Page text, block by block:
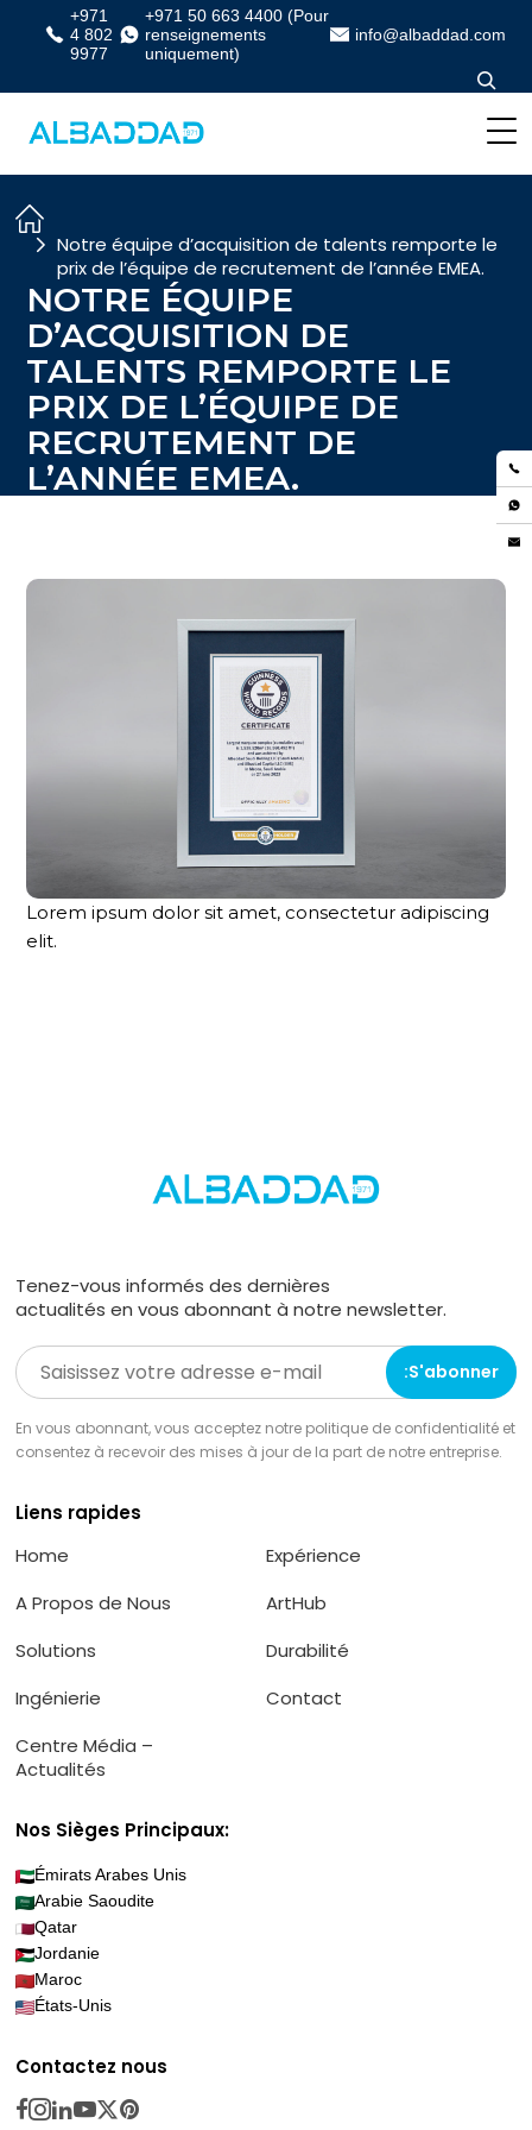
+971
4 802
9977
+971 50 663 4400 (Pour
renseignements
uniquement)
info@albaddad.com
Notre équipe d’acquisition de talents remporte le
prix de l’équipe de recrutement de l’année EMEA.
NOTRE ÉQUIPE
D’ACQUISITION DE
TALENTS REMPORTE LE
PRIX DE L’ÉQUIPE DE
RECRUTEMENT DE
L’ANNÉE EMEA.
Lorem ipsum dolor sit amet, consectetur adipiscing
elit.
Tenez-vous informés des dernières
actualités en vous abonnant à notre newsletter.
En vous abonnant, vous acceptez notre politique de confidentialité et
consentez à recevoir des mises à jour de la part de notre entreprise.
Liens rapides
Home
A Propos de Nous
Solutions
Ingénierie
Centre Média –
Actualités
Expérience
ArtHub
Durabilité
Contact
Nos Sièges Principaux:
Émirats Arabes Unis
Arabie Saoudite
Qatar
Jordanie
Maroc
États-Unis
Contactez nous